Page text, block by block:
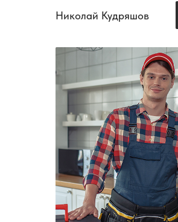
Николай Кудряшов